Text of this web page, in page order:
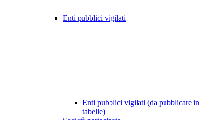
Enti pubblici vigilati
Enti pubblici vigilati (da pubblicare in
tabelle)